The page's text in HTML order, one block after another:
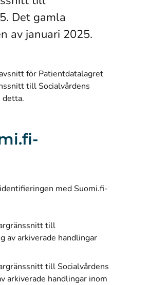
Det gamla
av januari 2025.
för Patientdatalagret
till Socialvårdens
detta.
med Suomi.fi-
i ett nytt fönster)
till
av arkiverade handlingar
till Socialvårdens
arkiverade handlingar inom